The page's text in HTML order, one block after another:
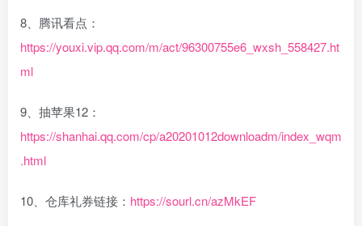
8、腾讯看点：
https://youxi.vip.qq.com/m/act/96300755e6_wxsh_558427.ht
ml
9、抽苹果12：
https://shanhai.qq.com/cp/a20201012downloadm/index_wqm
.html
10、仓库礼券链接： https://sourl.cn/azMkEF